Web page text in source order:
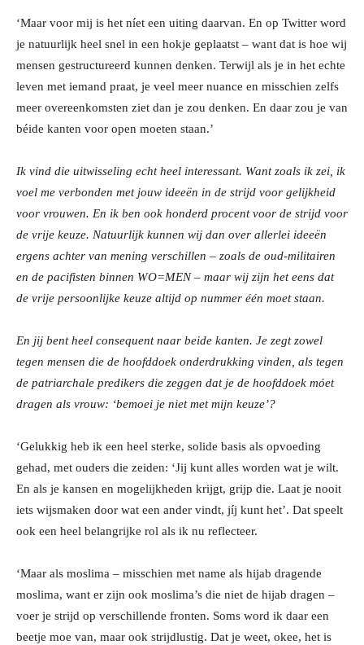
‘Maar voor mij is het níet een uiting daarvan. En op Twitter word
je natuurlijk heel snel in een hokje geplaatst – want dat is hoe wij
mensen gestructureerd kunnen denken. Terwijl als je in het echte
leven met iemand praat, je veel meer nuance en misschien zelfs
meer overeenkomsten ziet dan je zou denken. En daar zou je van
béide kanten voor open moeten staan.’
Ik vind die uitwisseling echt heel interessant. Want zoals ik zei, ik
voel me verbonden met jouw ideeën in de strijd voor gelijkheid
voor vrouwen. En ik ben ook honderd procent voor de strijd voor
de vrije keuze. Natuurlijk kunnen wij dan over allerlei ideeën
ergens achter van mening verschillen – zoals de oud-militairen
en de pacifisten binnen WO=MEN – maar wij zijn het eens dat
de vrije persoonlijke keuze altijd op nummer één moet staan.
En jij bent heel consequent naar beide kanten. Je zegt zowel
tegen mensen die de hoofddoek onderdrukking vinden, als tegen
de patriarchale predikers die zeggen dat je de hoofddoek móet
dragen als vrouw: ‘bemoei je niet met mijn keuze’?
‘Gelukkig heb ik een heel sterke, solide basis als opvoeding
gehad, met ouders die zeiden: ‘Jij kunt alles worden wat je wilt.
En als je kansen en mogelijkheden krijgt, grijp die. Laat je nooit
iets wijsmaken door wat een ander vindt, jíj kunt het’. Dat speelt
ook een heel belangrijke rol als ik nu reflecteer.
‘Maar als moslima – misschien met name als hijab dragende
moslima, want er zijn ook moslima’s die niet de hijab dragen –
voer je strijd op verschillende fronten. Soms word ik daar een
beetje moe van, maar ook strijdlustig. Dat je weet, okee, het is